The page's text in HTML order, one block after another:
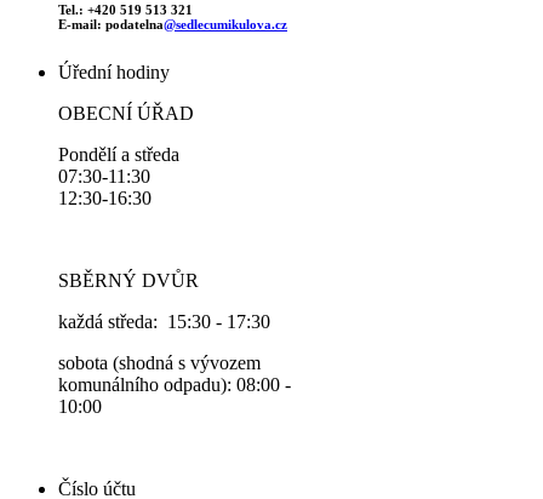
Tel.: +420 519 513 321
E-mail: podatelna@sedlecumikulova.cz
Úřední hodiny
OBECNÍ ÚŘAD
Pondělí a středa
07:30-11:30
12:30-16:30
SBĚRNÝ DVŮR
každá středa: 15:30 - 17:30
sobota (shodná s vývozem
komunálního odpadu): 08:00 -
10:00
Číslo účtu